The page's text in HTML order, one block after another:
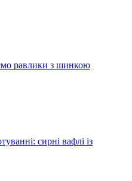
равлики з шинкою
сирні вафлі із